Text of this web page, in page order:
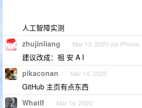
人工智障实测
zhujinliang Mar 13, 2020 via iPhone
建议改成：祖 安 A I
pikaconan Mar 14, 2020
GitHub 主页有点东西
WhatIf Mar 14, 2020